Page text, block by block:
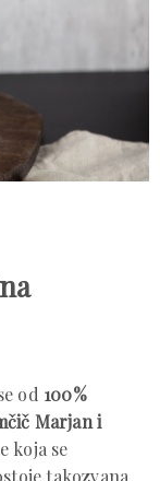
od 100%
Marjan i
koja se
takozvana